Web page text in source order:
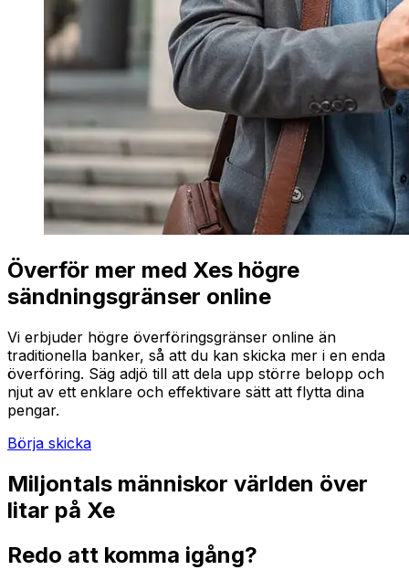
Överför mer med Xes högre
sändningsgränser online
Vi erbjuder högre överföringsgränser online än
traditionella banker, så att du kan skicka mer i en enda
överföring. Säg adjö till att dela upp större belopp och
njut av ett enklare och effektivare sätt att flytta dina
pengar.
Börja skicka
Miljontals människor världen över
litar på Xe
Redo att komma igång?